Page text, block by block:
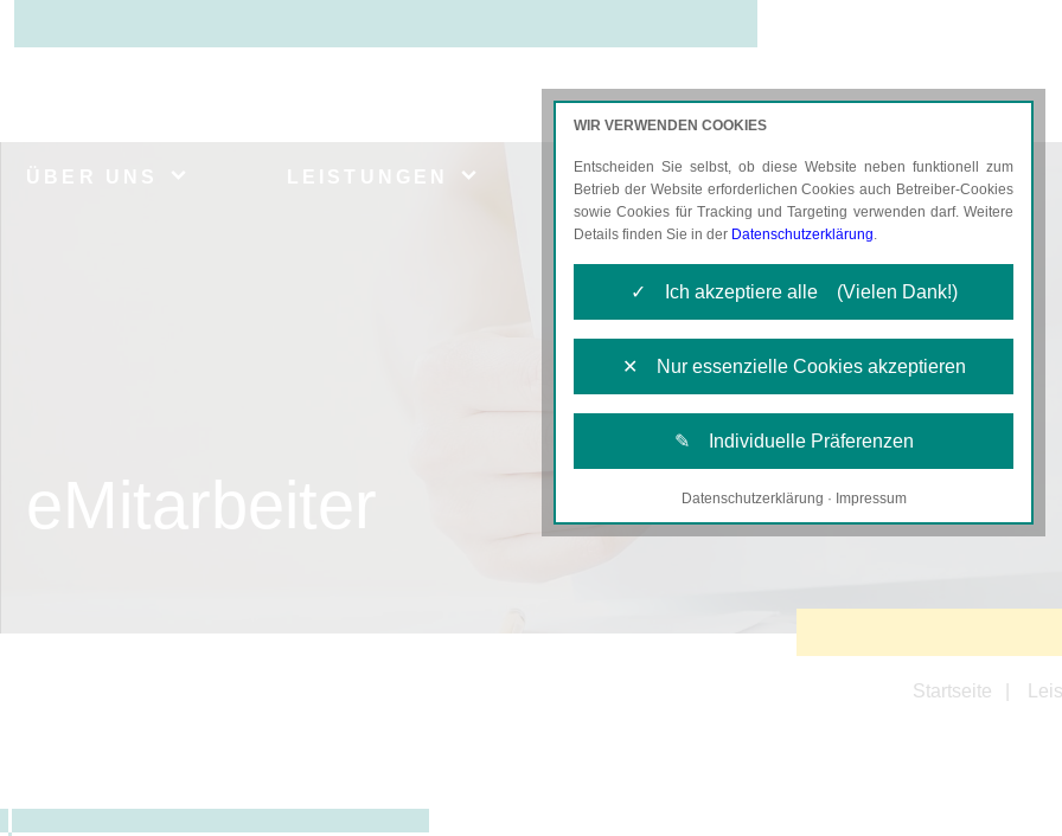
AKTUELLES KARRIERE
Startseite
WIR VERWENDEN COOKIES
Entscheiden Sie selbst, ob diese Website neben funktionell zum
Betrieb der Website erforderlichen Cookies auch Betreiber-Cookies
sowie Cookies für Tracking und Targeting verwenden darf. Weitere
Details finden Sie in der Datenschutzerklärung.
✓ Ich akzeptiere alle (Vielen Dank!)
✕ Nur essenzielle Cookies akzeptieren
✎ Individuelle Präferenzen
Notwendige Cookies
unseres Angebotes einschließlich der Verknüpfung zu
Datenschutzerklärung · Impressum